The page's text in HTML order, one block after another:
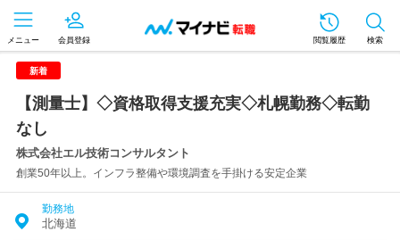
メニュー 会員登録 閲覧履歴 検索
新着
【測量士】◇資格取得支援充実◇札幌勤務◇転勤
なし
株式会社エル技術コンサルタント
創業50年以上。インフラ整備や環境調査を手掛ける安定企業
勤務地
北海道